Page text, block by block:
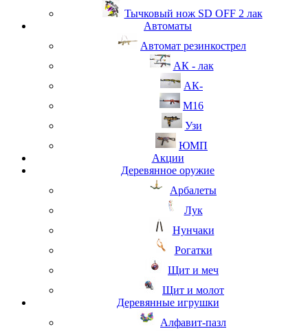
Тычковый нож SD OFF 2 лак
Автоматы
Автомат резинкострел
АК - лак
АК-
М16
Узи
ЮМП
Акции
Деревянное оружие
Арбалеты
Лук
Нунчаки
Рогатки
Щит и меч
Щит и молот
Деревянные игрушки
Алфавит-пазл